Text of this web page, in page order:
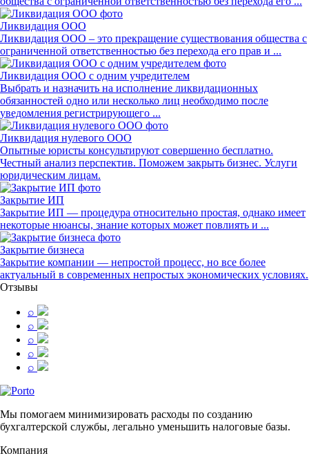
Ликвидация ООО
Ликвидация ООО – это прекращение существования общества с
ограниченной ответственностью без перехода его прав и ...
Ликвидация ООО с одним учредителем
Выбрать и назначить на исполнение ликвидационных
обязанностей одно или несколько лиц необходимо после
уведомления регистрирующего ...
Ликвидация нулевого ООО
Опытные юристы консультируют совершенно бесплатно.
Честный анализ перспектив. Поможем закрыть бизнес. Услуги
юридическим лицам.
Закрытие ИП
Закрытие ИП — процедура относительно простая, однако имеет
некоторые нюансы, знание которых может повлиять и ...
Закрытие бизнеса
Закрытие компании — непростой процесс, но все более
актуальный в современных непростых экономических условиях.
Отзывы
⌕
⌕
⌕
⌕
⌕
Мы помогаем минимизировать расходы по созданию
бухгалтерской службы, легально уменьшить налоговые базы.
Компания